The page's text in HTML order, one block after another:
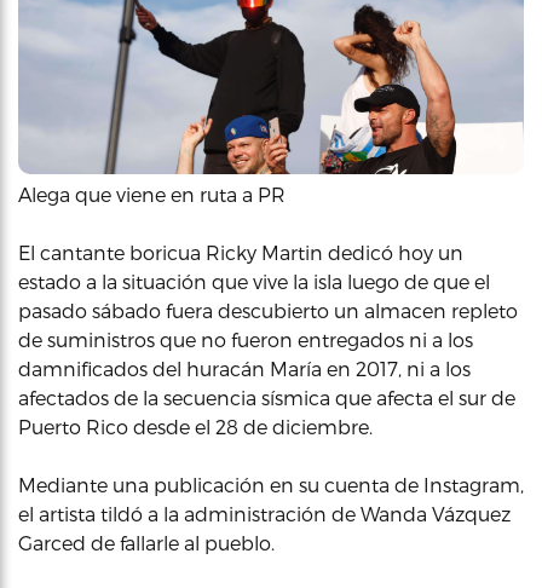
Alega que viene en ruta a PR
El cantante boricua Ricky Martin dedicó hoy un
estado a la situación que vive la isla luego de que el
pasado sábado fuera descubierto un almacen repleto
de suministros que no fueron entregados ni a los
damnificados del huracán María en 2017, ni a los
afectados de la secuencia sísmica que afecta el sur de
Puerto Rico desde el 28 de diciembre.
Mediante una publicación en su cuenta de Instagram,
el artista tildó a la administración de Wanda Vázquez
Garced de fallarle al pueblo.